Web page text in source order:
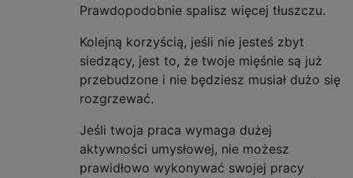
Prawdopodobnie spalisz więcej tłuszczu.
Kolejną korzyścią, jeśli nie jesteś zbyt
siedzący, jest to, że twoje mięśnie są już
przebudzone i nie będziesz musiał dużo się
rozgrzewać.
Jeśli twoja praca wymaga dużej
aktywności umysłowej, nie możesz
prawidłowo wykonywać swojej pracy